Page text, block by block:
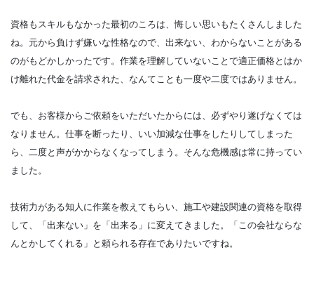
資格もスキルもなかった最初のころは、悔しい思いもたくさんしました
ね。元から負けず嫌いな性格なので、出来ない、わからないことがある
のがもどかしかったです。作業を理解していないことで適正価格とはか
け離れた代金を請求された、なんてことも一度や二度ではありません。
でも、お客様からご依頼をいただいたからには、必ずやり遂げなくては
なりません。仕事を断ったり、いい加減な仕事をしたりしてしまった
ら、二度と声がかからなくなってしまう。そんな危機感は常に持ってい
ました。
技術力がある知人に作業を教えてもらい、施工や建設関連の資格を取得
して、「出来ない」を「出来る」に変えてきました。「この会社ならな
んとかしてくれる」と頼られる存在でありたいですね。